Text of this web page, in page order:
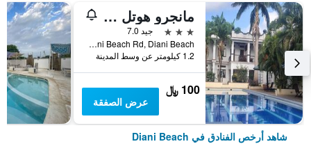
مانجرو هوتل دياني بيتش
3 نجوم
جيد 7.0
Diani Beach Rd, Diani Beach, كينيا
1.2 كيلومتر عن وسط المدينة
100 ﷼
عرض الصفقة
شاهد أرخص الفنادق في Diani Beach